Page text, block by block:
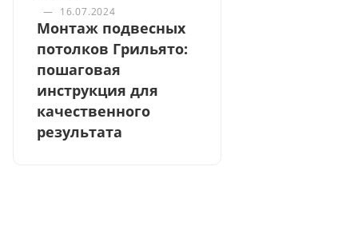
— 16.07.2024
Монтаж подвесных
потолков Грильято:
пошаговая
инструкция для
качественного
результата